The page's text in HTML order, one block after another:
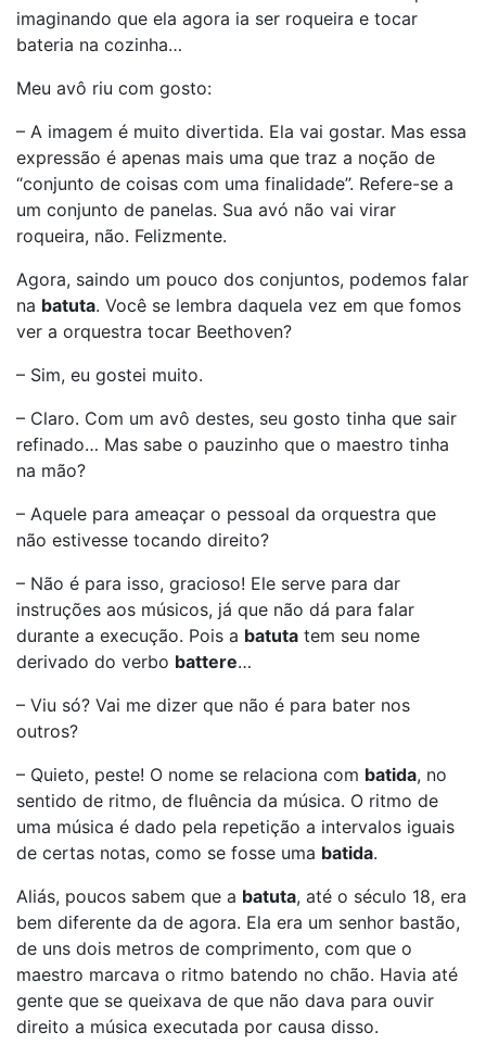
imaginando que ela agora ia ser roqueira e tocar
bateria na cozinha…
Meu avô riu com gosto:
– A imagem é muito divertida. Ela vai gostar. Mas essa
expressão é apenas mais uma que traz a noção de
“conjunto de coisas com uma finalidade”. Refere-se a
um conjunto de panelas. Sua avó não vai virar
roqueira, não. Felizmente.
Agora, saindo um pouco dos conjuntos, podemos falar
na batuta. Você se lembra daquela vez em que fomos
ver a orquestra tocar Beethoven?
– Sim, eu gostei muito.
– Claro. Com um avô destes, seu gosto tinha que sair
refinado… Mas sabe o pauzinho que o maestro tinha
na mão?
– Aquele para ameaçar o pessoal da orquestra que
não estivesse tocando direito?
– Não é para isso, gracioso! Ele serve para dar
instruções aos músicos, já que não dá para falar
durante a execução. Pois a batuta tem seu nome
derivado do verbo battere…
– Viu só? Vai me dizer que não é para bater nos
outros?
– Quieto, peste! O nome se relaciona com batida, no
sentido de ritmo, de fluência da música. O ritmo de
uma música é dado pela repetição a intervalos iguais
de certas notas, como se fosse uma batida.
Aliás, poucos sabem que a batuta, até o século 18, era
bem diferente da de agora. Ela era um senhor bastão,
de uns dois metros de comprimento, com que o
maestro marcava o ritmo batendo no chão. Havia até
gente que se queixava de que não dava para ouvir
direito a música executada por causa disso.